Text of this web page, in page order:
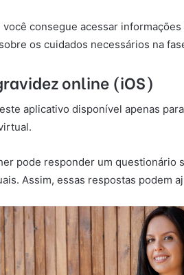
você consegue acessar
os cuidados necessários na
online (iOS)
aplicativo disponível apenas
pode responder um questionário
Assim, essas respostas podem